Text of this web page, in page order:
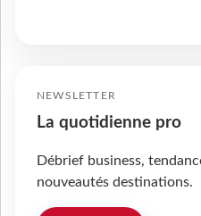
NEWSLETTER
La quotidienne pro
Débrief business,
nouveautés destinations.